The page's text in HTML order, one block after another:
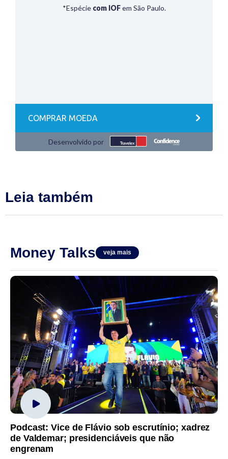
Leia também
Money Talks veja mais
Podcast: Vice de Flávio sob escrutínio; xadrez
de Valdemar; presidenciáveis que não
engrenam